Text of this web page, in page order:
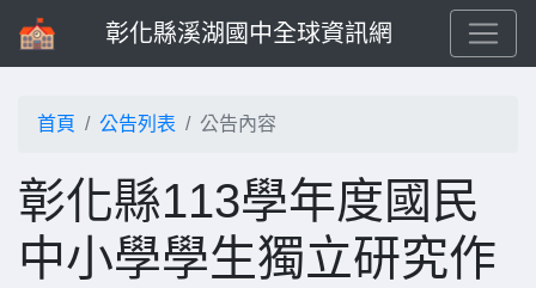
彰化縣溪湖國中全球資訊網
首頁 公告列表 公告內容
彰化縣113學年度國民
中小學學生獨立研究作